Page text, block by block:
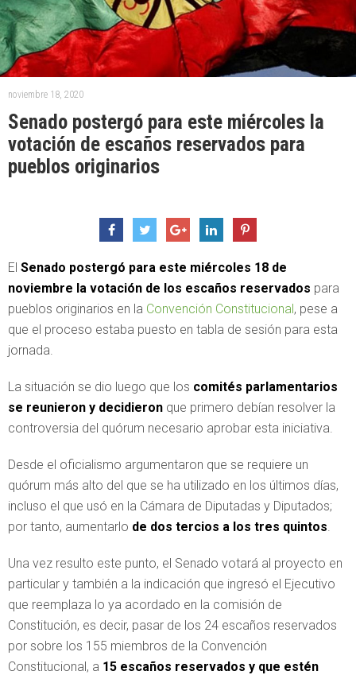
noviembre 18, 2020
Senado postergó para este miércoles la
votación de escaños reservados para
pueblos originarios
El Senado postergó para este miércoles 18 de
noviembre la votación de los escaños reservados para
pueblos originarios en la Convención Constitucional, pese a
que el proceso estaba puesto en tabla de sesión para esta
jornada.
La situación se dio luego que los comités parlamentarios
se reunieron y decidieron que primero debían resolver la
controversia del quórum necesario aprobar esta iniciativa.
Desde el oficialismo argumentaron que se requiere un
quórum más alto del que se ha utilizado en los últimos días,
incluso el que usó en la Cámara de Diputadas y Diputados;
por tanto, aumentarlo de dos tercios a los tres quintos
Una vez resulto este punto, el Senado votará al proyecto en
particular y también a la indicación que ingresó el Ejecutivo
que reemplaza lo ya acordado en la comisión de
Constitución, es decir, pasar de los 24 escaños reservados
por sobre los 155 miembros de la Convención
Constitucional, a 15 escaños reservados y que estén